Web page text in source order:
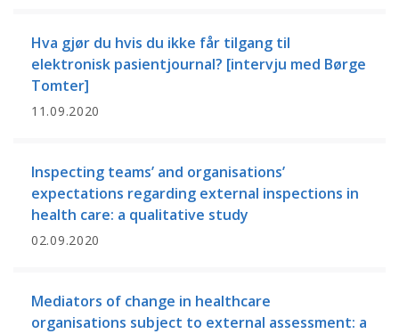
Hva gjør du hvis du ikke får tilgang til
elektronisk pasientjournal? [intervju med Børge
Tomter]
11.09.2020
Inspecting teams’ and organisations’
expectations regarding external inspections in
health care: a qualitative study
02.09.2020
Mediators of change in healthcare
organisations subject to external assessment: a